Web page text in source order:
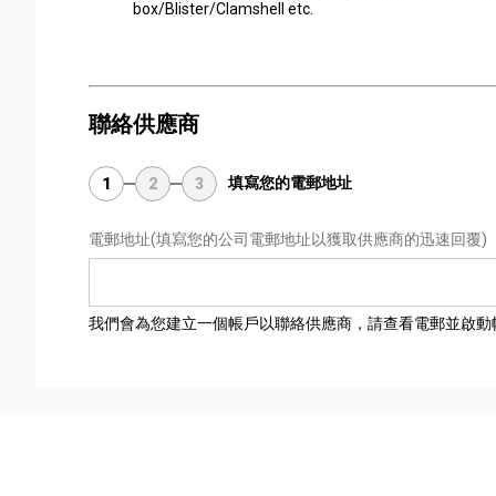
box/Blister/Clamshell etc.
聯絡供應商
1 2 3 填寫您的電郵地址
電郵地址(填寫您的公司電郵地址以獲取供應商的迅速回覆)
我們會為您建立一個帳戶以聯絡供應商，請查看電郵並啟動